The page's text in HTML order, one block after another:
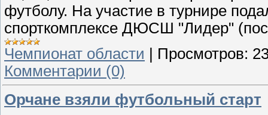
футболу. На участие в турнире
спорткомплексе ДЮСШ "Лидер"
Чемпионат области
Просмотров:
Комментарии (0)
Орчане взяли футбольный старт